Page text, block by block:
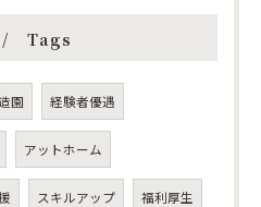
Tags
造園 経験者優遇
アットホーム
スキルアップ 福利厚生